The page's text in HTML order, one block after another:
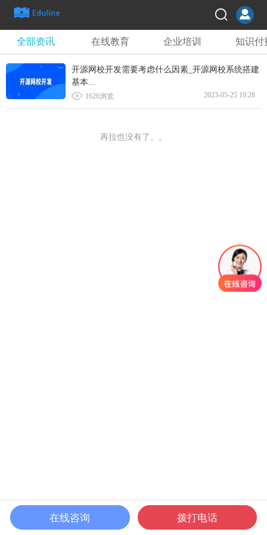
全部资讯 在线教育 企业培训 知识付
开源网校开发需要考虑什么因素_开源网校系统搭建
基本...
 1626浏览 2023-05-25 10:28
再拉也没有了。。
首页 课程 发现 我的
在线咨询 拨打电话